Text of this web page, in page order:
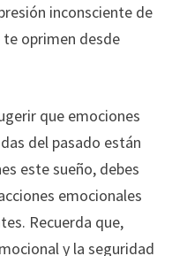
inconsciente de
oprimen desde
que emociones
del pasado están
este sueño, debes
emocionales
Recuerda que,
y la seguridad